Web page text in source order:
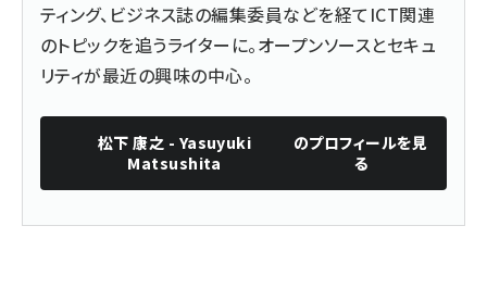
ティング、ビジネス誌の編集委員などを経てICT関連
のトピックを追うライターに。オープンソースとセキュ
リティが最近の興味の中心。
松下 康之 - Yasuyuki
Matsushita
のプロフィールを見
る